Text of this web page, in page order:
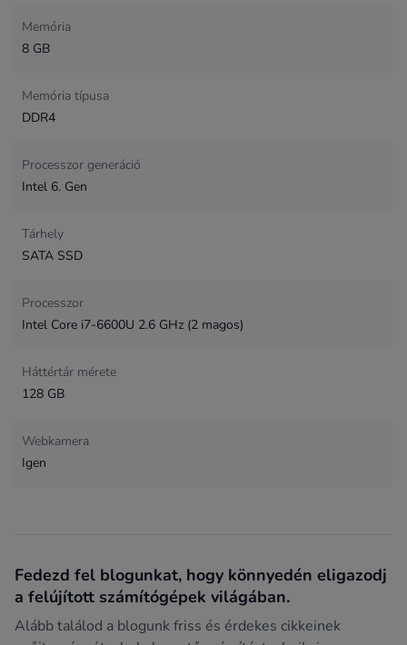
Memória
8 GB
Memória típusa
DDR4
Processzor generáció
Intel 6. Gen
Tárhely
SATA SSD
Processzor
Intel Core i7-6600U 2.6 GHz (2 magos)
Háttértár mérete
128 GB
Webkamera
Igen
Fedezd fel blogunkat, hogy könnyedén eligazodj
a felújított számítógépek világában.
Alább találod a blogunk friss és érdekes cikkeinek